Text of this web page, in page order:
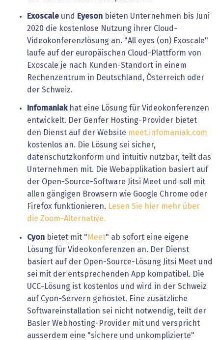
Exoscale und Eyeson bieten Unternehmen bis Juni
2020 die kostenlose Nutzung ihrer Cloud-
Videokonferenzlösung an. "All eyes (on) Exoscale"
laufe auf der europäischen Cloud-Plattform von
Exoscale je nach Kunden-Standort in einem
Rechenzentrum in Deutschland, Österreich oder
der Schweiz.
Infomaniakhat eine Lösung für Videokonferenzen
entwickelt. Der Genfer Hosting-Provider bietet
den Dienst auf der Website meet.infomaniak.com
kostenlos an. Die Lösung sei sicher,
datenschutzkonform und intuitiv nutzbar, teilt das
Unternehmen mit. Die Webapplikation basiert auf
der Open-Source-Software Jitsi Meet und soll mit
allen gängigen Browsern wie Google Chrome oder
Firefox funktionieren. Lesen Sie hier mehr über
die Zoom-Alternative.
Cyon bietet mit "Meet" ab sofort eine eigene
Lösung für Videokonferenzen an. Der Dienst
basiert auf der Open-Source-Lösung Jitsi Meet und
sei mit der entsprechenden App kompatibel. Die
UCC-Lösung ist kostenlos und wird in der Schweiz
auf Cyon-Servern gehostet. Eine zusätzliche
Softwareinstallation sei nicht notwendig, teilt der
Basler Webhosting-Provider mit und verspricht
ausserdem eine "sichere und unkomplizierte"